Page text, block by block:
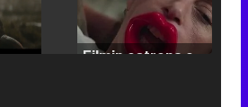
Unmute /